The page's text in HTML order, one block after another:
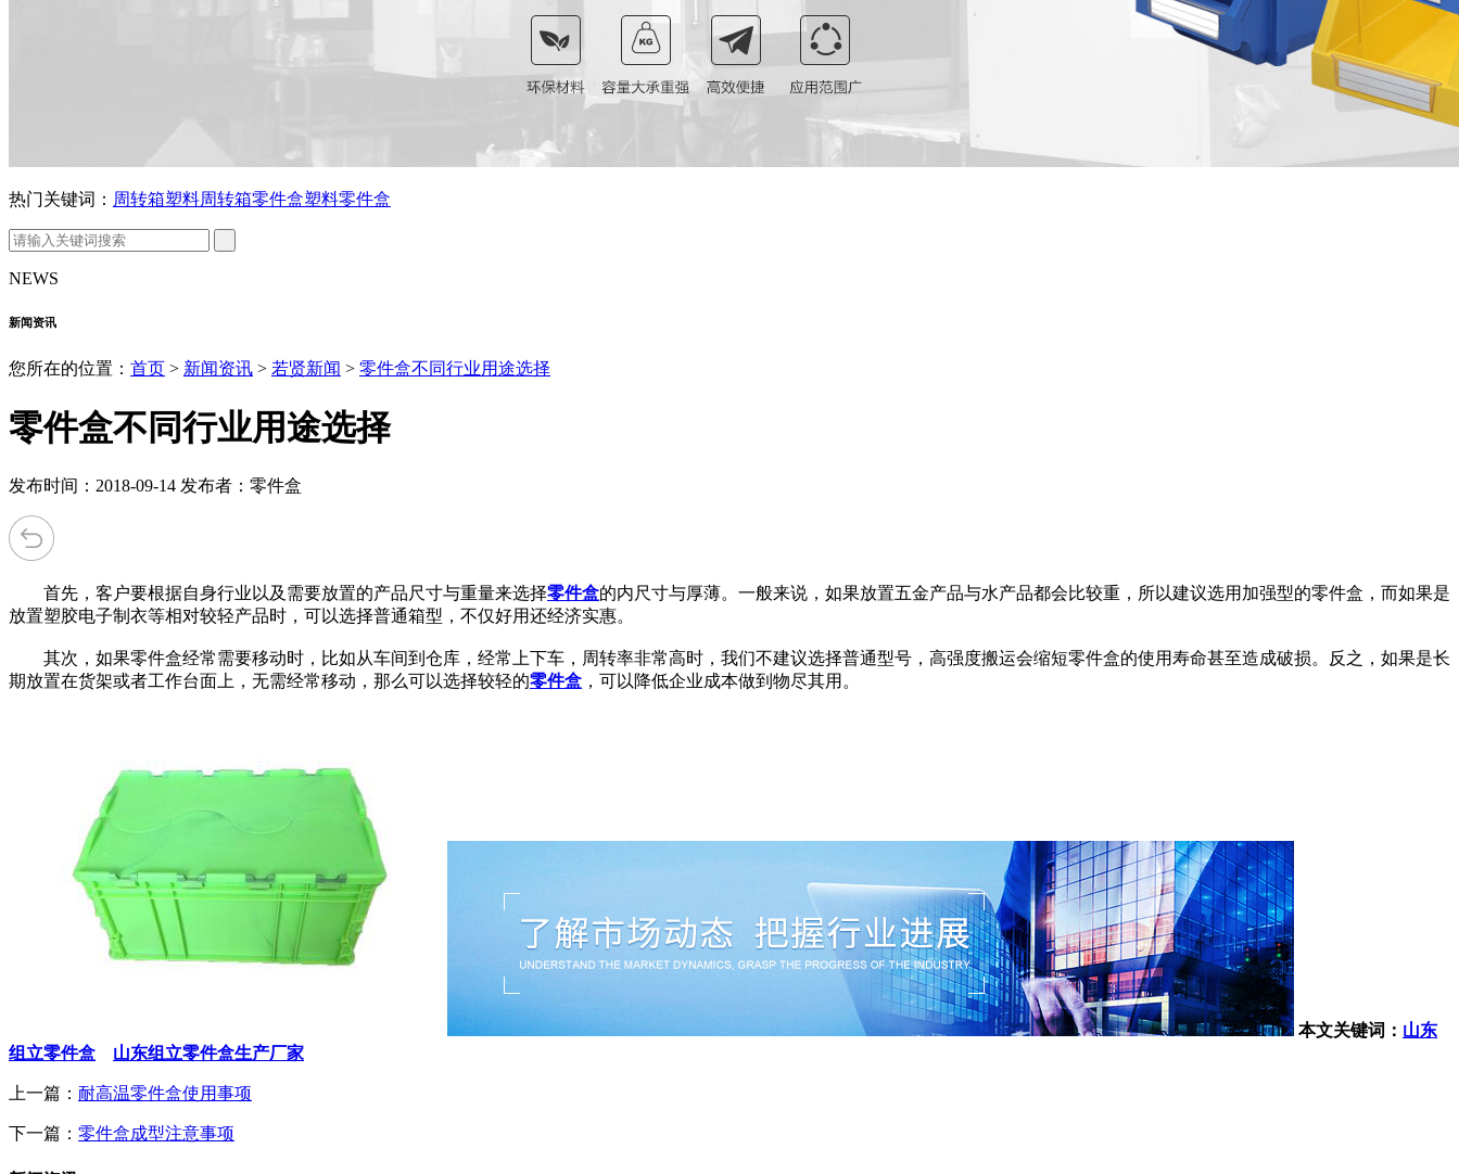
热门关键词： 周转箱塑料周转箱零件盒塑料零件盒
NEWS
新闻资讯
您所在的位置： 首页 > 新闻资讯 > 若贤新闻 > 零件盒不同行业用途选择
零件盒不同行业用途选择
发布时间：2018-09-14 发布者：零件盒
首先，客户要根据自身行业以及需要放置的产品尺寸与重量来选择零件盒的内尺寸与厚薄。一般来说，如果放置五金产品与水产品都会比较重，所以建议选用加强型的零件盒，而如果是
放置塑胶电子制衣等相对较轻产品时，可以选择普通箱型，不仅好用还经济实惠。
其次，如果零件盒经常需要移动时，比如从车间到仓库，经常上下车，周转率非常高时，我们不建议选择普通型号，高强度搬运会缩短零件盒的使用寿命甚至造成破损。反之，如果是长
期放置在货架或者工作台面上，无需经常移动，那么可以选择较轻的零件盒 ，可以降低企业成本做到物尽其用。
本文关键词： 山东
组立零件盒
山东组立零件盒生产厂家
上一篇： 耐高温零件盒使用事项
下一篇： 零件盒成型注意事项